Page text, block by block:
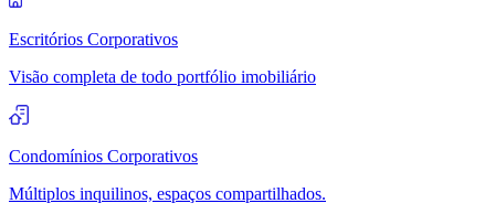
Escritórios Corporativos
Visão completa de todo portfólio imobiliário
Condomínios Corporativos
Múltiplos inquilinos, espaços compartilhados.